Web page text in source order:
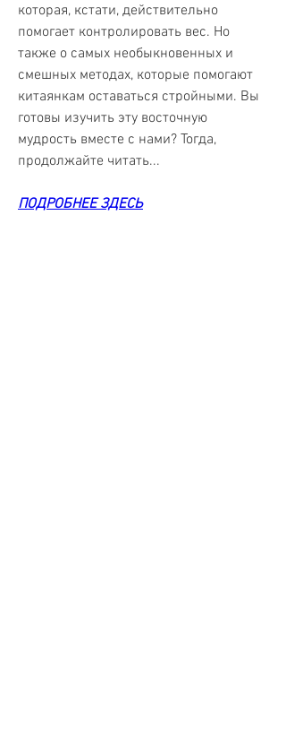
которая, кстати, действительно
помогает контролировать вес. Но
также о самых необыкновенных и
смешных методах, которые помогают
китаянкам оставаться стройными. Вы
готовы изучить эту восточную
мудрость вместе с нами? Тогда,
продолжайте читать...
ПОДРОБНЕЕ ЗДЕСЬ